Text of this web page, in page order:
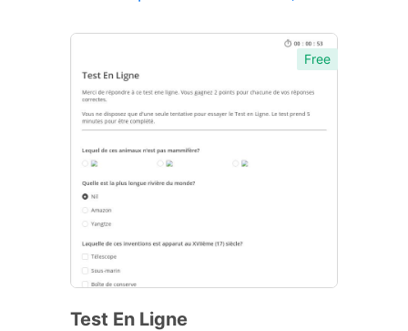
Free
Test En Ligne